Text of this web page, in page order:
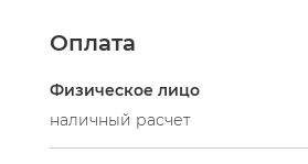
Оплата
Физическое лицо
наличный расчет